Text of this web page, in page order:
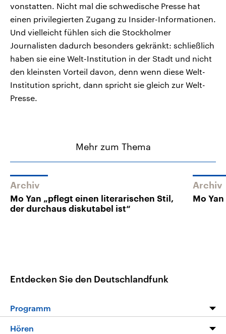
vonstatten. Nicht mal die schwedische Presse hat
einen privilegierten Zugang zu Insider-Informationen.
Und vielleicht fühlen sich die Stockholmer
Journalisten dadurch besonders gekränkt: schließlich
haben sie eine Welt-Institution in der Stadt und nicht
den kleinsten Vorteil davon, denn wenn diese Welt-
Institution spricht, dann spricht sie gleich zur Welt-
Presse.
Mehr zum Thema
Archiv
Mo Yan „pflegt einen literarischen Stil,
der durchaus diskutabel ist“
Archiv
Mo
Entdecken Sie den Deutschlandfunk
Programm
Programm
Hören